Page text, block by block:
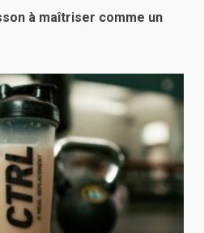
à maîtriser comme un